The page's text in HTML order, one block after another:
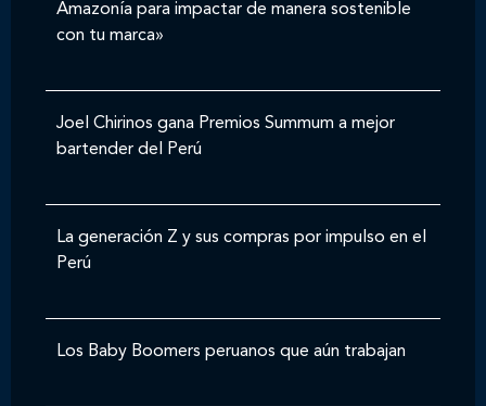
Amazonía para impactar de manera sostenible
con tu marca»
Joel Chirinos gana Premios Summum a mejor
bartender del Perú
La generación Z y sus compras por impulso en el
Perú
Los Baby Boomers peruanos que aún trabajan